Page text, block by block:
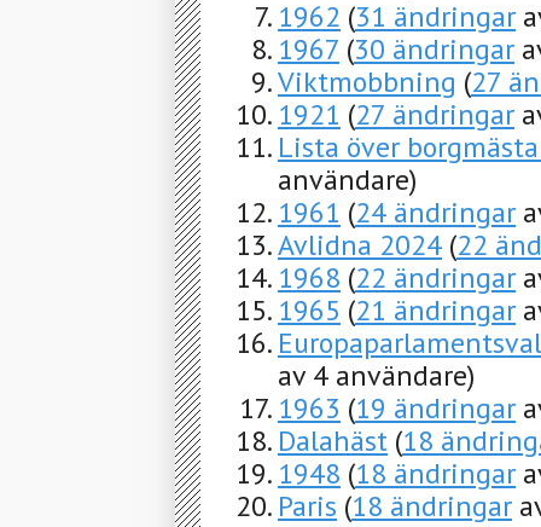
1962 (31 ändringar
1967 (30 ändringar
Viktmobbning (27
1921 (27 ändringar
Lista över
användare)
1961 (24 ändringar
Avlidna 2024 (22
1968 (22 ändringar
1965 (21 ändringar
av 4 användare)
1963 (19 ändringar
Dalahäst (18
1948 (18 ändringar
Paris (18 ändringar